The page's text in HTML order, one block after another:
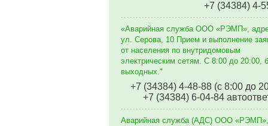
+7 (34384) 4-
«Аварийная служба ООО «РЭМП»,
ул. Серова, 10 Прием и выполнение
от населения по внутридомовым
электрическим сетям. C 8:00 до 20:00,
выходных."
+7 (34384) 4-48-88 (с 8:00 до
+7 (34384) 6-04-84
Аварийная служба (АДС) ООО